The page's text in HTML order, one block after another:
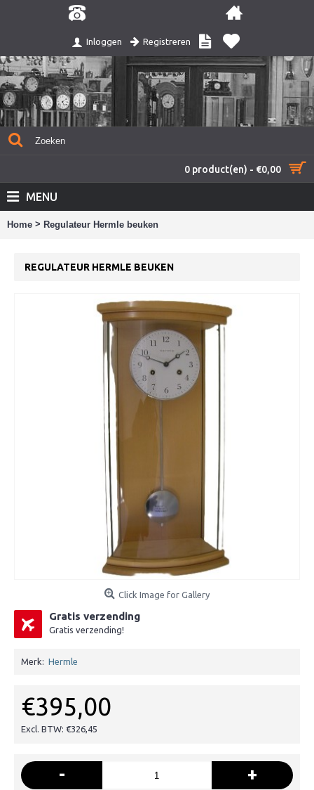
Inloggen Registreren
0 product(en) - €0,00
MENU
Home > Regulateur Hermle beuken
REGULATEUR HERMLE BEUKEN
Click Image for Gallery
Gratis verzending
Gratis verzending!
Merk: Hermle
€395,00
Excl. BTW: €326,45
- +